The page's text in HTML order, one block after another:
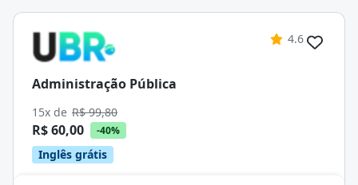
4.6
Administração Pública
15x de R$ 99,80
R$ 60,00 -40%
Inglês grátis